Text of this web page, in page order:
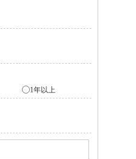
1年以上